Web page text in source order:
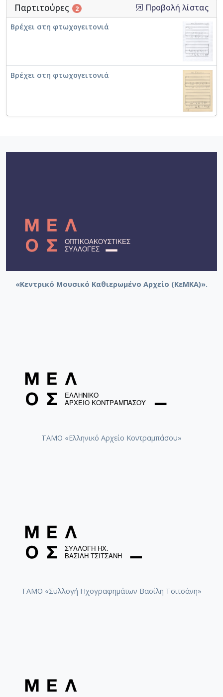
Παρτιτούρες 2 Προβολή λίστας
Βρέχει στη φτωχογειτονιά
Βρέχει στη φτωχογειτονιά
«Κεντρικό Μουσικό Καθιερωμένο Αρχείο (ΚεΜΚΑ)».
ΤΑΜΟ «Ελληνικό Αρχείο Κοντραμπάσου»
ΤΑΜΟ «Συλλογή Ηχογραφημάτων Βασίλη Τσιτσάνη»